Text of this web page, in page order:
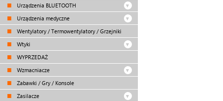
Urządzenia BLUETOOTH
Urządzenia medyczne
Wentylatory / Termowentylatory / Grzejniki
Wtyki
WYPRZEDAŻ
Wzmacniacze
Zabawki / Gry / Konsole
Zasilacze